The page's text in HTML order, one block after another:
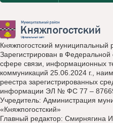
Княжпогостский муниципальный
Зарегистрирован в Федеральной
сфере связи, информационных
коммуникаций 25.06.2024 г.,
реестра зарегистрированных
информации ЭЛ № ФС 77 –
Учредитель: Администрация
«Княжпогостский»
Главный редактор: Смирнягина